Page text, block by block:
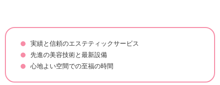
実績と信頼のエステティックサービス
先進の美容技術と最新設備
心地よい空間での至福の時間